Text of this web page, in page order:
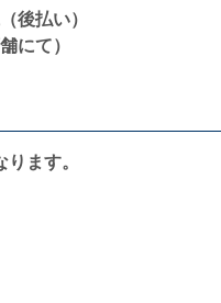
後払い）
にて）
ます。